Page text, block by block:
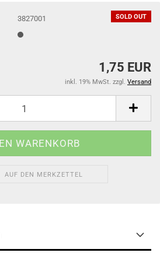
SOLD OUT
3827001
1,75 EUR
inkl. 19% MwSt. zzgl. Versand
AUF DEN MERKZETTEL